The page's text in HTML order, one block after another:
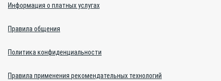
Информация о платных услугах
Правила общения
Политика конфиденциальности
Правила применения рекомендательных технологий